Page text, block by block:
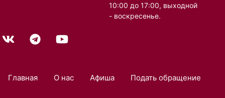
10:00 до 17:00, выходной
- воскресенье.
Главная О нас Афиша Подать обращение